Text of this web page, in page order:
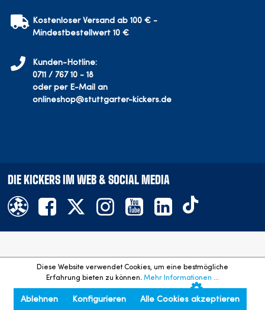
Kostenloser Versand ab 100 € -
Mindestbestellwert 10 €
Kunden-Hotline:
0711 / 767 10 - 18
oder per E-Mail an
onlineshop@stuttgarter-kickers.de
DIE KICKERS IM WEB & SOCIAL MEDIA
- Alle Rechte vorbehalten. Preisangaben inkl. gesetzl.
MwSt. und zzgl. Versandkosten.
Diese Website verwendet Cookies, um eine bestmögliche
Erfahrung bieten zu können. Mehr Informationen ...
Ablehnen Konfigurieren Alle Cookies akzeptieren